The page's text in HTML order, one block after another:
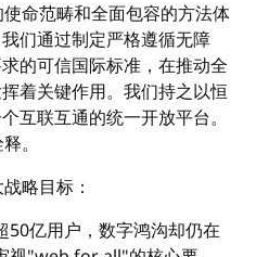
命范畴和全面包容的方法体
们通过制定严格遵循无障
的可信国际标准，在推动全
着关键作用。我们持之以恒
互联互通的统一开放平台。
。
略目标：
亿用户，数字鸿沟却仍在